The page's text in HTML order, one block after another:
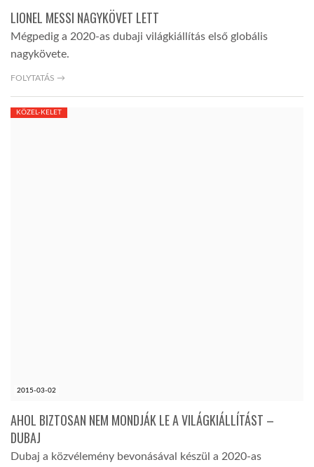
GLOBOTV BP
DOBRAVERO.HU
LIONEL MESSI NAGYKÖVET LETT
Mégpedig a 2020-as dubaji világkiállítás első globális
nagykövete.
FOLYTATÁS →
2015-03-02
KÖZEL-KELET
AHOL BIZTOSAN NEM MONDJÁK LE A VILÁGKIÁLLÍTÁST –
DUBAJ
Dubaj a közvélemény bevonásával készül a 2020-as